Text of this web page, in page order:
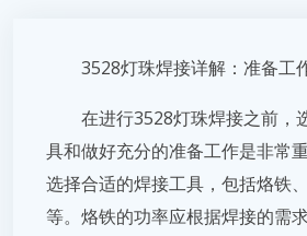
3528灯珠焊接详解：准备工
在进行3528灯珠焊接之前，
具和做好充分的准备工作是非常
选择合适的焊接工具，包括烙铁
等。烙铁的功率应根据焊接的需